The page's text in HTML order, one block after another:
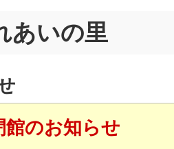
あいの里
館のお知らせ